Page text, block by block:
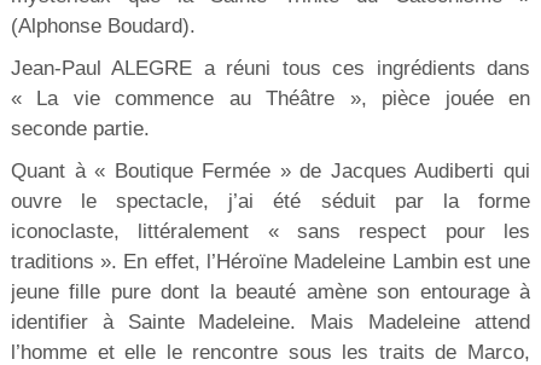
(Alphonse Boudard).
Jean-Paul ALEGRE a réuni tous ces ingrédients dans
« La vie commence au Théâtre », pièce jouée en
seconde partie.
Quant à « Boutique Fermée » de Jacques Audiberti qui
ouvre le spectacle, j’ai été séduit par la forme
iconoclaste, littéralement « sans respect pour les
traditions ». En effet, l’Héroïne Madeleine Lambin est une
jeune fille pure dont la beauté amène son entourage à
identifier à Sainte Madeleine. Mais Madeleine attend
l’homme et elle le rencontre sous les traits de Marco,